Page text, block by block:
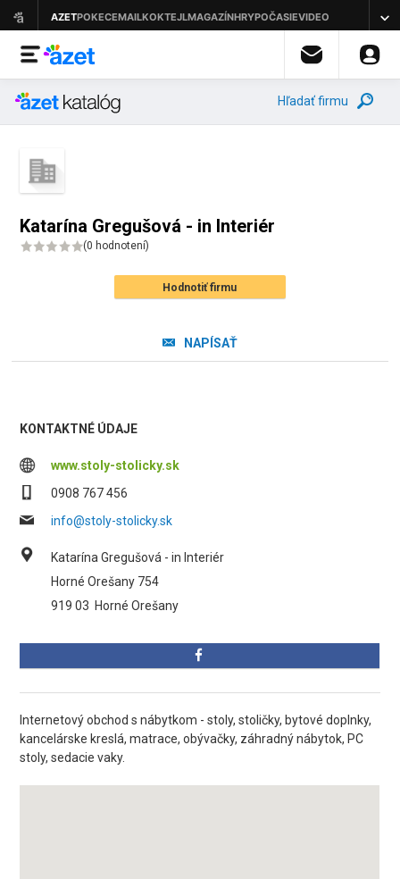
Hľadať firmu
Katarína Gregušová - in Interiér
(0 hodnotení)
Hodnotiť firmu
NAPÍSAŤ
KONTAKTNÉ ÚDAJE
www.stoly-stolicky.sk
0908 767 456
info@stoly-stolicky.sk
Katarína Gregušová - in Interiér
Horné Orešany 754
919 03 Horné Orešany
Internetový obchod s nábytkom - stoly, stoličky, bytové doplnky,
kancelárske kreslá, matrace, obývačky, záhradný nábytok, PC
stoly, sedacie vaky.